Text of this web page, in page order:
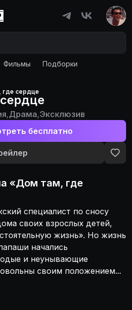
Фильмы Подборки
сердце
,Драма,Эксклюзив
бесплатно
«Дом там, где
специалист по сносу
своих взрослых детей,
жизнь». Но жизнь
начались
и неунывающие
своим положением...